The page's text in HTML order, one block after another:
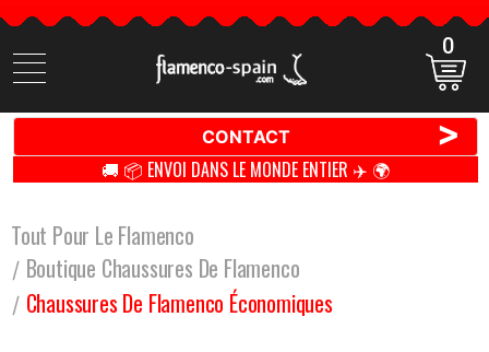
Cherchez
des
0
CONTACT >
🚚 📦 ENVOI DANS LE MONDE ENTIER ✈️ 🌍
Tout Pour Le Flamenco
Boutique Chaussures De Flamenco
Chaussures De Flamenco Économiques